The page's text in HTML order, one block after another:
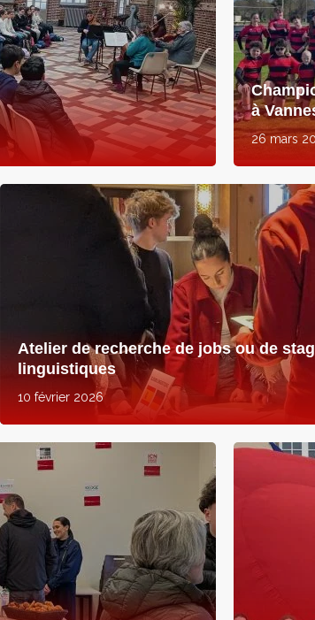
à
26 mars
Atelier de recherche de jobs ou de
linguistiques
10 février 2026